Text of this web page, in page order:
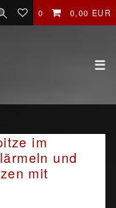
0 0,00 EUR
☰